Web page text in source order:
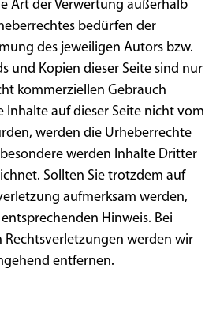
Art der Verwertung außerhalb
bedürfen der
des jeweiligen Autors bzw.
und Kopien dieser Seite sind nur
kommerziellen Gebrauch
Inhalte auf dieser Seite nicht vom
werden die Urheberrechte
werden Inhalte Dritter
Sollten Sie trotzdem auf
aufmerksam werden,
Hinweis. Bei
Rechtsverletzungen werden wir
entfernen.